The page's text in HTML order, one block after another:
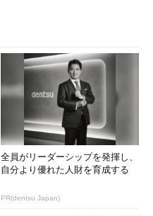
全員がリーダーシップを発揮し、
自分より優れた人財を育成する
PR(dentsu Japan)